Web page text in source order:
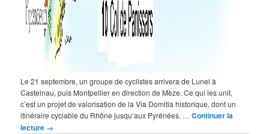
Le 21 septembre, un groupe de cyclistes arrivera de Lunel à
Castelnau, puis Montpellier en direction de Mèze. Ce qui les unit,
c’est un projet de valorisation de la Via Domitia historique, dont un
itinéraire cyclable du Rhône jusqu’aux Pyrénées. …Continuer la
lecture →